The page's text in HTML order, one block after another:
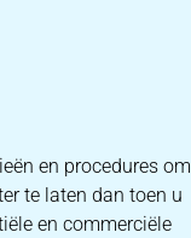
en procedures om
te laten dan toen u
en commerciële